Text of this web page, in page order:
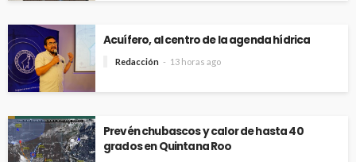
Acuífero, al centro de la agenda hídrica
Redacción 13 horas ago
Prevén chubascos y calor de hasta 40
grados en Quintana Roo